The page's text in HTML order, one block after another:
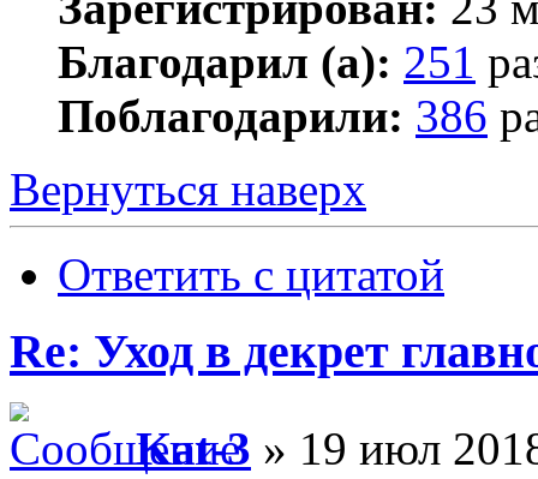
Благодарил (а): 251
Поблагодарили: 386
Вернуться наверх
Ответить с цитатой
Re: Уход в декрет
Kat-3 » 19 июл